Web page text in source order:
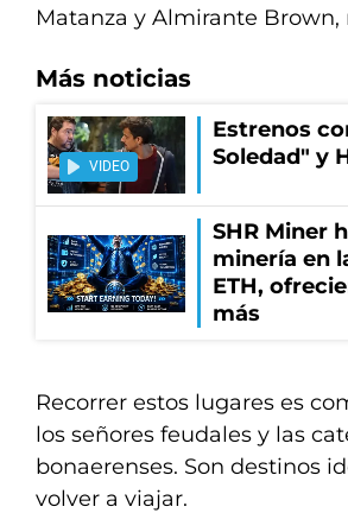
Matanza y Almirante
Más noticias
VIDEO
Estrenos
Soledad" y
SHR Miner
minería en
ETH,
más
Recorrer estos lugares es
los señores feudales y las
bonaerenses. Son destinos
volver a viajar.